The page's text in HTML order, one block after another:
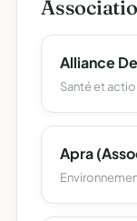
Alliance
Santé et